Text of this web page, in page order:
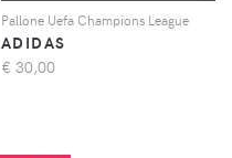
Pallone Uefa Champions League
ADIDAS
€ 30,00